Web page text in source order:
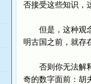
否接受这些知识，
但是，这种观念
明古国之前，就存
否则你无法解释
奇的数字面前：胡